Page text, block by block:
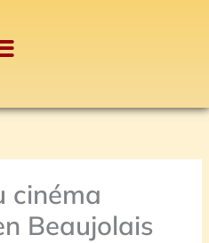
cinéma
Beaujolais